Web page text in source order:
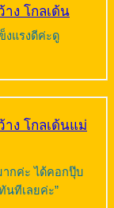
ง โกลเด้น
งแรงดีค่ะดู
ง โกลเด้นแม่
ากค่ะ ได้คอกปุ๊บ
นทีเลยค่ะ”